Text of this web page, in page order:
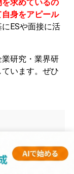
求めているの
身をアピール
ESや面接に活
研究・業界研
います。ぜひ
ーカーに入